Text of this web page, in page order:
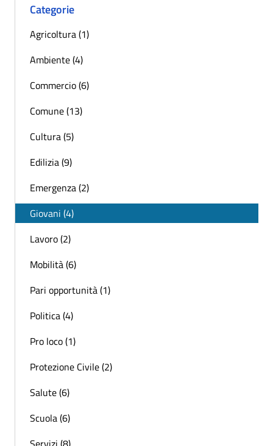
Categorie
Agricoltura (1)
Ambiente (4)
Commercio (6)
Comune (13)
Cultura (5)
Edilizia (9)
Emergenza (2)
Giovani (4)
Lavoro (2)
Mobilità (6)
Pari opportunità (1)
Politica (4)
Pro loco (1)
Protezione Civile (2)
Salute (6)
Scuola (6)